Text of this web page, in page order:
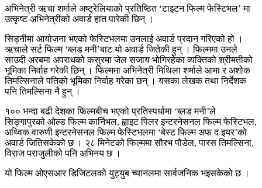
अभिनेत्री ऋचा शर्माले अष्ट्रेलियाको प्रतिष्ठित ‘टाइटन फिल्म फेस्टिभल’ मा
उत्कृष्ट अभिनेत्रीको अवार्ड हात पारेकी छिन् ।
सिड्नीमा आयोजना भएको फेस्टिभलमा उनलाई अवार्ड प्रदान गरिएको हो ।
ऋचाले सर्ट फिल्म ‘ब्लड मनी’बाट यो अवार्ड जितेकी हुन् । फिल्ममा उनले​
साउदी अरबमा अपराधको कसुरमा जेल सजाय भोगिरहेका व्यक्तिको श्रीमतीको
भूमिका निर्वाह गरेकी छिन् । फिल्ममा अभिनेत्री मिथिला शर्माले आमा र अशोक
तिमल्सिनाले पतिको भूमिका निर्वाह गरेका छन् । यसका लेखक तथा निर्देशक
पनि तिमल्सिना नै हुन् ।
१०० भन्दा बढी देशका फिल्मबीच भएको प्रतिस्पर्धामा ‘ब्लड मनी’ले
सिङ्गापुरको ओल्ड फिल्म कार्निभल, ह्वाइट पिलर इन्टरनेसनल फिल्म फेस्टिभल,
अथ्विक वारुणी इन्टरनेसनल फिल्म फेस्टिभलमा ‘बेस्ट फिल्म अफ द इयर’को
अवार्ड जितिसकेको छ । २८ मिनेटको फिल्ममा सौरभ पौडेल, पारस तिमल्सिना,
विराज पराजुलीको पनि अभिनय छ ।
यो फिल्म ओएसआर डिजिटलको युट्युब च्यानलमा सार्वजनिक भइसकेको छ ।